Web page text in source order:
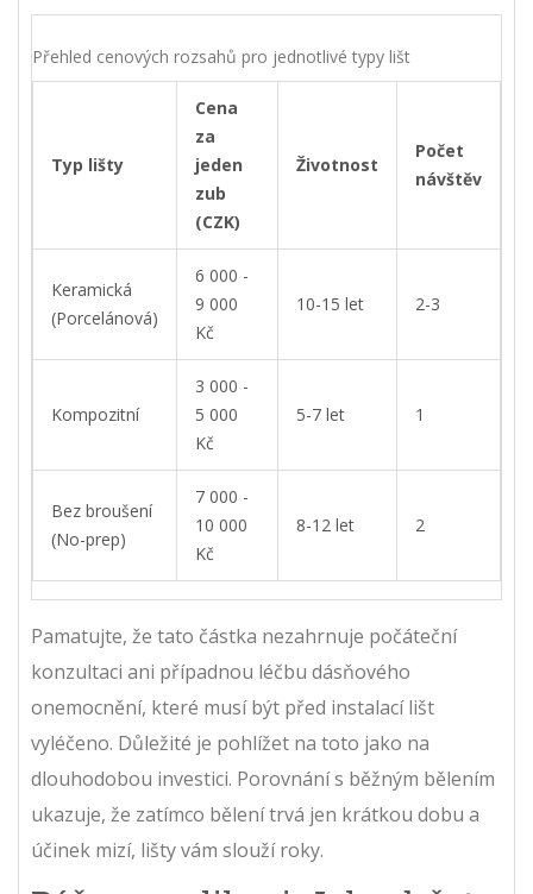
Přehled cenových rozsahů pro jednotlivé typy lišt
Typ lišty
Cena
za
jeden
zub
(CZK)
Životnost
Počet
návštěv
Keramická
(Porcelánová)
6 000 -
9 000
Kč
10-15 let 2-3
Kompozitní
3 000 -
5 000
Kč
5-7 let 1
Bez broušení
(No-prep)
7 000 -
10 000
Kč
8-12 let 2
Pamatujte, že tato částka nezahrnuje počáteční
konzultaci ani případnou léčbu dásňového
onemocnění, které musí být před instalací lišt
vyléčeno. Důležité je pohlížet na toto jako na
dlouhodobou investici. Porovnání s běžným bělením
ukazuje, že zatímco bělení trvá jen krátkou dobu a
účinek mizí, lišty vám slouží roky.